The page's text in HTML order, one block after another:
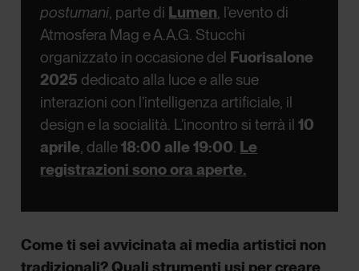
postumani, parte di Lumen, l’evento di
Atmosfera Mag e A.A.G. Stucchi
organizzato in occasione del Fuorisalone
2025 dedicato alla luce e alle sue
interazioni con l’intelligenza artificiale, il
design e la socialità. L’incontro si terrà il10
aprile, dalle18:00 alle 19:00. Le
registrazioni sono ora aperte.
Come ti sei avvicinata ai media artistici non